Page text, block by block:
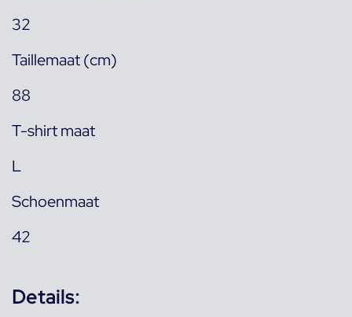
32
Taillemaat (cm)
88
T-shirt maat
L
Schoenmaat
42
Details: